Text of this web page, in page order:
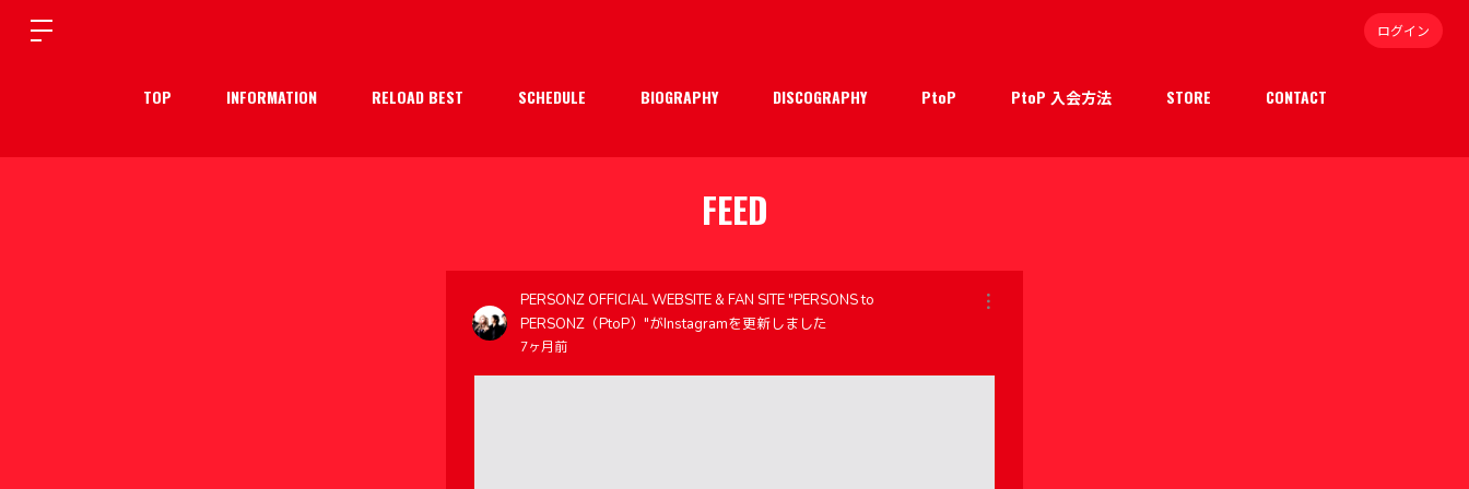
ログイン
TOP INFORMATION RELOAD BEST SCHEDULE BIOGRAPHY DISCOGRAPHY PtoP PtoP 入会方法 STORE CONTACT
FEED
PERSONZ OFFICIAL WEBSITE & FAN SITE "PERSONS to
PERSONZ（PtoP）"がInstagramを更新しました
7ヶ月前